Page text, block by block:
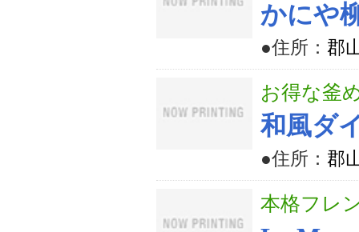
かにや
●住所： 郡
お得な釜
和風ダ
●住所： 郡
本格フレ